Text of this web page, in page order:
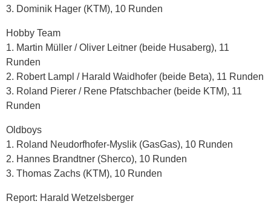
3. Dominik Hager (KTM), 10 Runden
Hobby Team
1. Martin Müller / Oliver Leitner (beide Husaberg), 11
Runden
2. Robert Lampl / Harald Waidhofer (beide Beta), 11 Runden
3. Roland Pierer / Rene Pfatschbacher (beide KTM), 11
Runden
Oldboys
1. Roland Neudorfhofer-Myslik (GasGas), 10 Runden
2. Hannes Brandtner (Sherco), 10 Runden
3. Thomas Zachs (KTM), 10 Runden
Report: Harald Wetzelsberger